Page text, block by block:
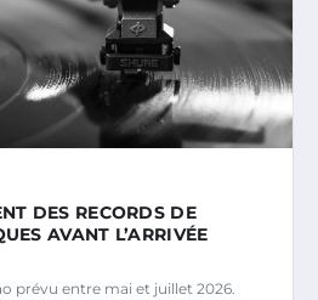
DES RECORDS DE
AVANT L’ARRIVÉE
prévu entre mai et juillet 2026.